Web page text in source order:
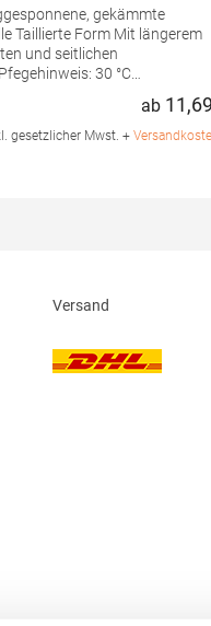
gekämmte
und seitlichen
30 °C
100%
(Heather Grey: 85%
ab
gesetzlicher Mwst. +
Versand